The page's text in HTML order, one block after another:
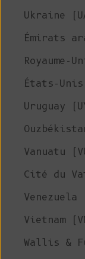
Ukraine
Royaume-
États-Unis
Uruguay
Vanuatu
Cité du
Venezuela
Vietnam
Wallis &